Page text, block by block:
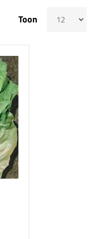
Toon